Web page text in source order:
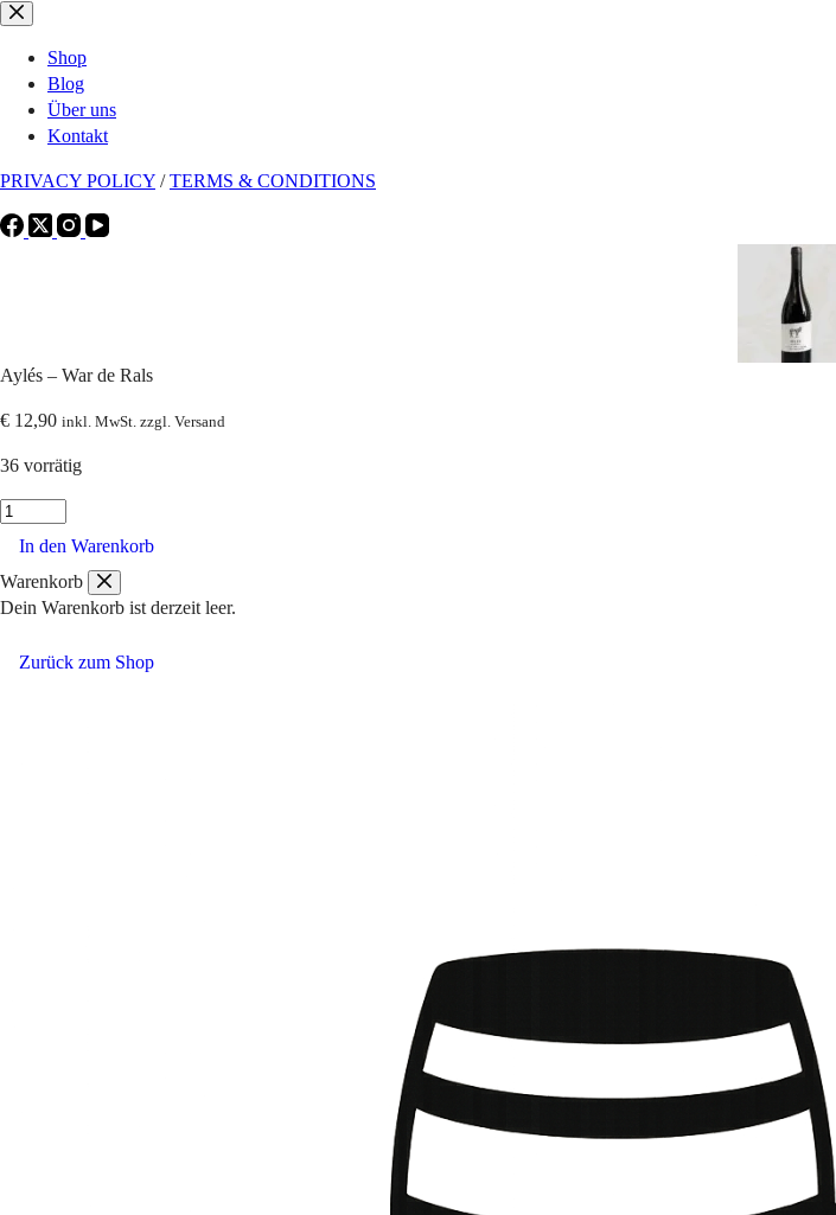
Zum
springenShop
Blog
Über uns
Kontakt
PRIVACY POLICY /TERMS & CONDITIONS
Aylés – War de Rals
€ 12,90 inkl. MwSt. zzgl. Versand
36 vorrätig
Aylés
de
Rals
In den Warenkorb
Warenkorb
Dein Warenkorb ist derzeit leer.
Zurück zum Shop